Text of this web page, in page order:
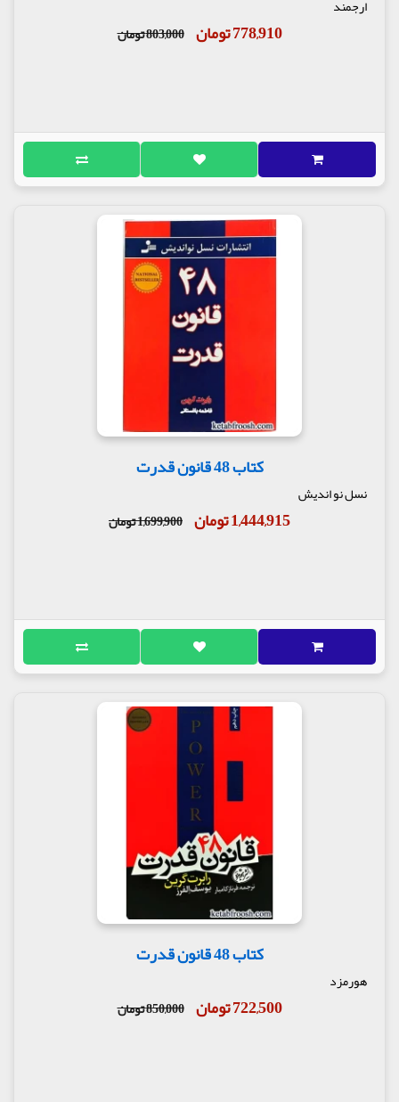
ارجمند
778,910 تومان 803,000 تومان
کتاب 48 قانون قدرت
نسل نو اندیش
1,444,915 تومان 1,699,900 تومان
کتاب 48 قانون قدرت
هورمزد
722,500 تومان 850,000 تومان